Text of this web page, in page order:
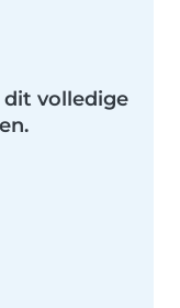
volledige